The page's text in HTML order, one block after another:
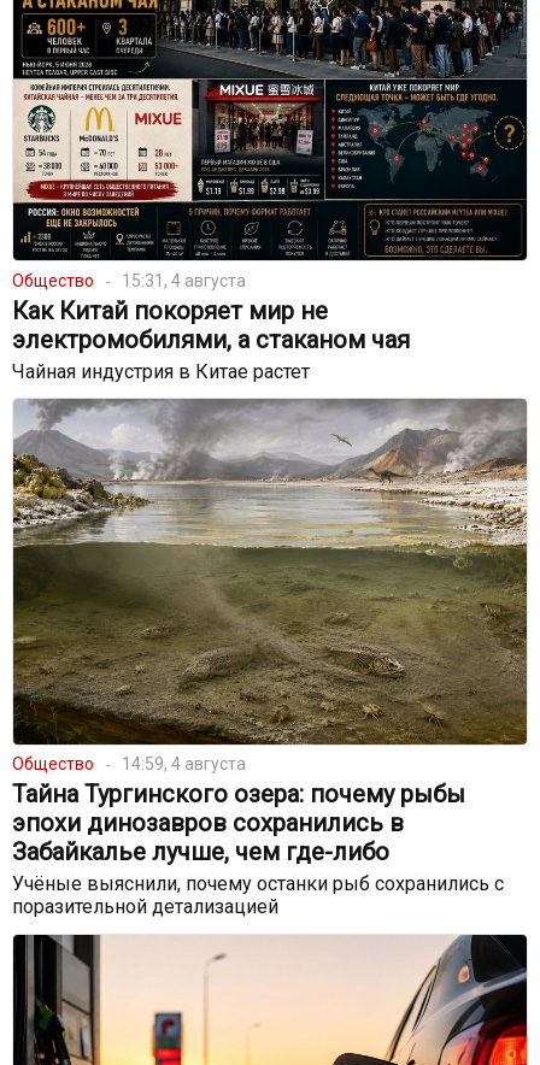
Общество 15:31, 4 августа
Как Китай покоряет мир не
электромобилями, а стаканом чая
Чайная индустрия в Китае растет
Общество 14:59, 4 августа
Тайна Тургинского озера: почему рыбы
эпохи динозавров сохранились в
Забайкалье лучше, чем где-либо
Учёные выяснили, почему останки рыб сохранились с
поразительной детализацией